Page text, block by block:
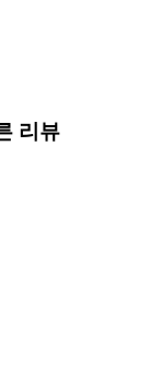
리뷰